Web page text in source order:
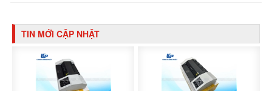
TIN MỚI CẬP NHẬT